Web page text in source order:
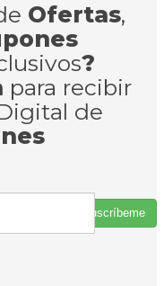
Ofertas,
?
para recibir
de
Suscríbeme